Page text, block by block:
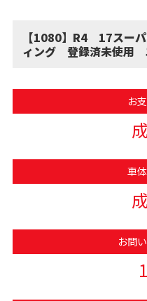
【1080】R4 17スー
ィング 登録済未使用
お
車
お問